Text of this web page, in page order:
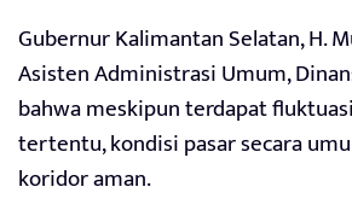
Gubernur Kalimantan Selatan, H.
Asisten Administrasi Umum,
bahwa meskipun terdapat
tertentu, kondisi pasar secara
koridor aman.